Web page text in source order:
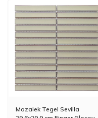
Mozaiek Tegel Sevilla